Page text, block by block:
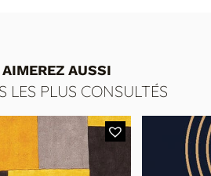
AUSSI
LES PLUS CONSULTÉS